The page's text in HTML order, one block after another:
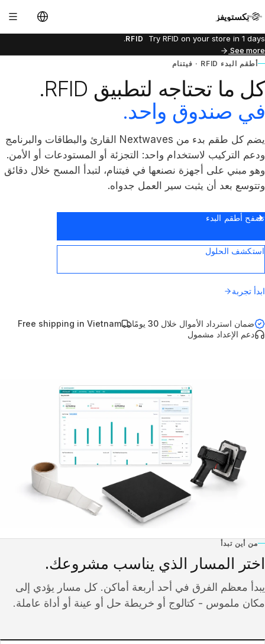
نِكستويفز
RFID
Try RFID on your store in 1 days.
See more
أطقم البدء RFID · فيتنام
كل ما تحتاجه لتطبيق RFID.
في صندوق واحد.
يضم كل طقم بدء من Nextwaves القارئ والبطاقات والبرنامج
ودعم التركيب لاستخدام واحد: التجزئة أو المستودعات أو الأمن.
وهو مبني على أجهزة نصنعها في فيتنام، لتبدأ المسح خلال دقائق
وتتوسع بعد أن يثبت سير العمل جدواه.
تصفح أطقم البدء
استكشف الحلول
ابدأ تجربة
ضمان استرداد الأموال خلال 30 يومًا
Free shipping in Vietnam
دعم الإعداد مشمول
من أين تبدأ
اختر المسار الذي يناسب مشروعك.
يبدأ معظم الفرق في أحد أربعة أماكن. كل مسار يؤدي إلى
مكان ملموس - كتالوج أو خريطة حل أو عينة أو أداة عاملة.